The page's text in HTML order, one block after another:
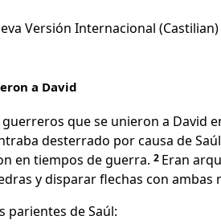
Versión Internacional (Castilian)
a David
que se unieron a David
desterrado por causa de
en tiempos de guerra. 2 Eran
y disparar flechas con ambas
parientes de Saúl: